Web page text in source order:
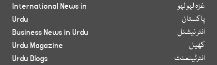
غزہ لہو لہو
پاکستان
انٹر نیشنل
کھیل
انٹرٹینمنٹ
International News in
Urdu
Business News in Urdu
Urdu Magazine
Urdu Blogs